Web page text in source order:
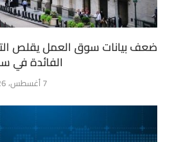
ضعف بيانات سوق العمل يقلص
الفائدة في
7 أغسطس، 2026